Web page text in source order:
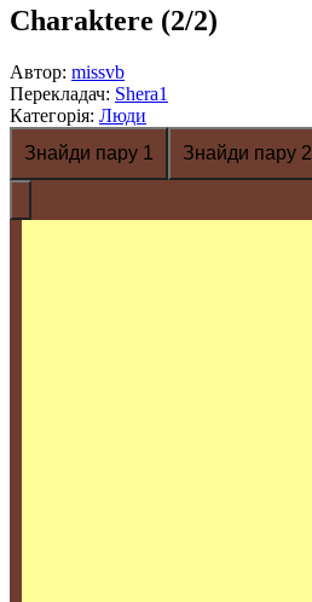
Charaktere (2/2)
Автор: missvb
Перекладач: Shera1
Категорія: Люди
Знайди пару 1
Знайди пару 2